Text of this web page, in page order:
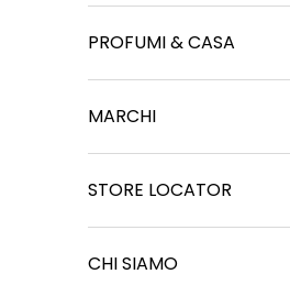
PROFUMI & CASA
MARCHI
STORE LOCATOR
CHI SIAMO